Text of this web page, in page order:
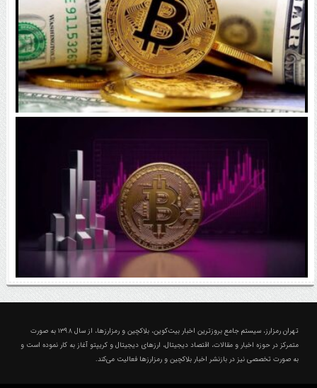
اتفاق مهم در بازار رمزارزها / بیت‌کوین وارد فاز تازه شد
تهران رمزارز، سیستم جامع بروزترین اخبار بیت‌کوین، بلاکچین و رمزارزها، از سال ۱۳۹۸ به صورت
متمرکز در حوزه اخبار و مقالات، اقتصاد دیجیتال، ارزهای‌ دیجیتال و کریپتو آغاز به کار نموده است و
به صورت تخصصی نیز در بازنشر اخبار بلاکچین و رمزارزها فعالیت می‌کند.